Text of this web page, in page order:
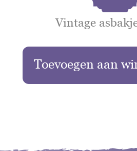
Vintage
Toevoegen aan